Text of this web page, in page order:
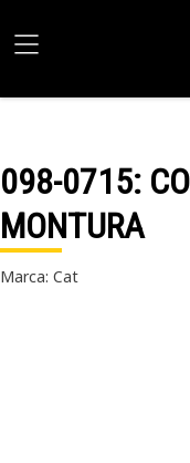
098-0715:
MONTURA
Marca: Cat